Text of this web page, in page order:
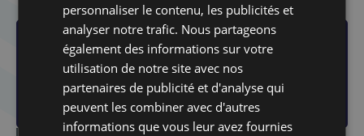
PDF de l'étude
Téléchargez l'étude complete
Etude-annuelle-2014-Kotek.pdf
347 Ko
personnaliser le contenu, les publicités et
analyser notre trafic. Nous partageons
également des informations sur votre
utilisation de notre site avec nos
partenaires de publicité et d'analyse qui
peuvent les combiner avec d'autres
informations que vous leur avez fournies